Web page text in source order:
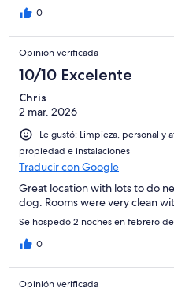
0
Opinión verificada
10/10 Excelente
Chris
2 mar. 2026
Le gustó: Limpieza, personal y
propiedad e instalaciones
Traducir con Google
Great location with lots to do
dog. Rooms were very clean
Se hospedó 2 noches en febrero
0
Opinión verificada